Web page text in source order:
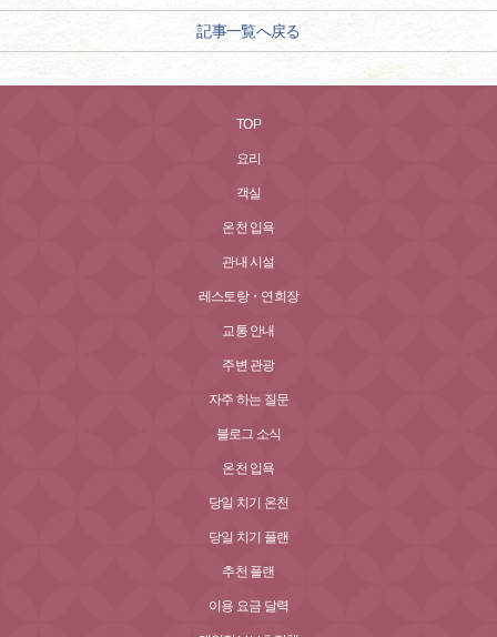
記事一覧へ戻る
TOP
요리
객실
온천 입욕
관내 시설
레스토랑・연회장
교통 안내
주변 관광
자주 하는 질문
블로그 소식
온천 입욕
당일 치기 온천
당일 치기 플랜
추천 플랜
이용 요금 달력